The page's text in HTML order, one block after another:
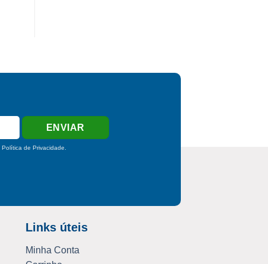
Política de Privacidade
Links úteis
Minha Conta